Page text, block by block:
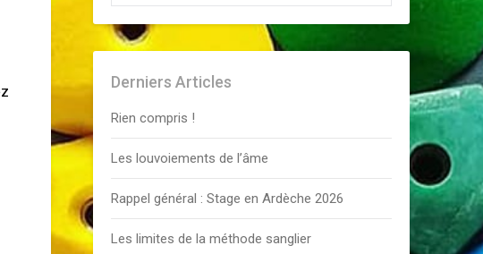
Derniers Articles
Rien compris !
Les louvoiements de l’âme
Rappel général : Stage en Ardèche 2026
Les limites de la méthode sanglier